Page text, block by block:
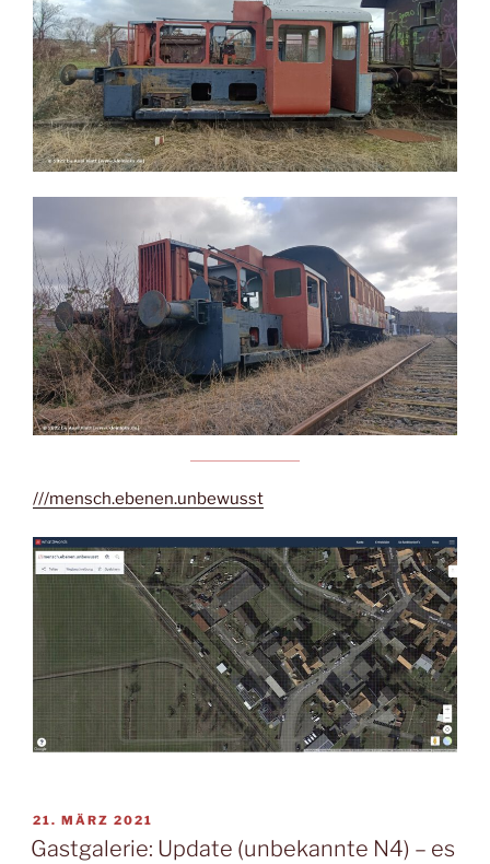
///mensch.ebenen.unbewusst
VERÖFFENTLICHT
AM
21. MÄRZ 2021
Gastgalerie: Update (unbekannte N4) – es